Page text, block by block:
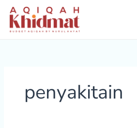
Lewati
konten
penyakitain